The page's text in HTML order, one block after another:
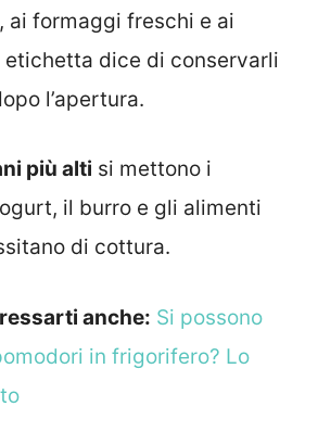
ai formaggi freschi e ai
dice di conservarli
l’apertura.
più alti si mettono i
il burro e gli alimenti
di cottura.
anche: Si possono
in frigorifero? Lo